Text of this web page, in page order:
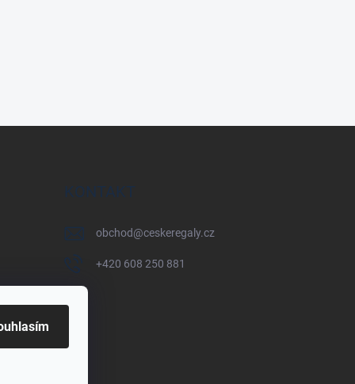
KONTAKT
obchod@ceskeregaly.cz
+420 608 250 881